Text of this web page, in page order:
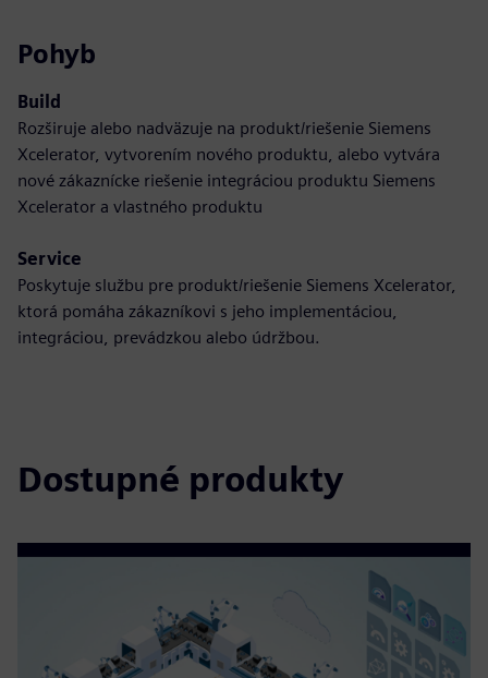
Pohyb
Build
Rozširuje alebo nadväzuje na produkt/riešenie Siemens
Xcelerator, vytvorením nového produktu, alebo vytvára
nové zákaznícke riešenie integráciou produktu Siemens
Xcelerator a vlastného produktu
Service
Poskytuje službu pre produkt/riešenie Siemens Xcelerator,
ktorá pomáha zákazníkovi s jeho implementáciou,
integráciou, prevádzkou alebo údržbou.
Dostupné produkty